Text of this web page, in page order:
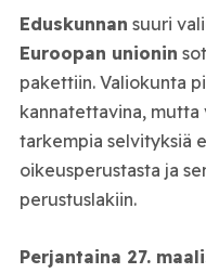
Eduskunnan suuri
Euroopan unionin
pakettiin. Valiokunta
kannatettavina,
tarkempia selvityksiä
oikeusperustasta ja
perustuslakiin.
Perjantaina 27.